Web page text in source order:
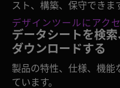
スト、構築、保守できま
デザインツールにアク
データシートを検索
ダウンロードする
製品の特性、仕様、機能
ています。